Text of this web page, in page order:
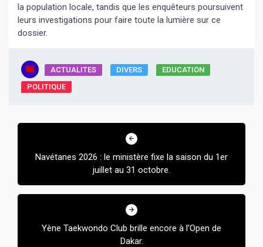
la population locale, tandis que les enquêteurs poursuivent
leurs investigations pour faire toute la lumière sur ce
dossier.
ACTUALITES DIVERS
EDUCATION
POLITIQUE
Navigation
l’articleNavétanes 2026 : le ministère fixe la saison du 1er
juillet au 31 octobre.
Yène Taekwondo Club brille encore à l’Open de
Dakar.